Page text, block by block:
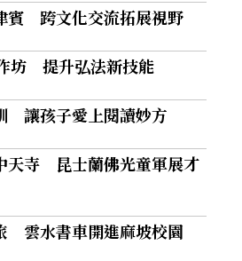
賓 跨文化交流拓展視野
坊 提升弘法新技能
讓孩子愛上閱讀妙方
天寺 昆士蘭佛光童軍展才
雲水書車開進麻坡校園